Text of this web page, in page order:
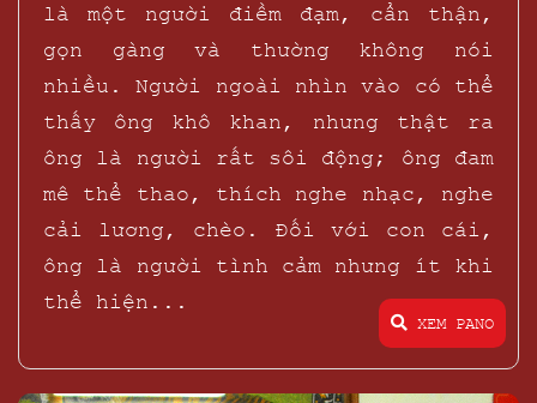
là một người điềm đạm, cẩn thận,
gọn gàng và thường không nói
nhiều. Người ngoài nhìn vào có thể
thấy ông khô khan, nhưng thật ra
ông là người rất sôi động; ông đam
mê thể thao, thích nghe nhạc, nghe
cải lương, chèo. Đối với con cái,
ông là người tình cảm nhưng ít khi
thể hiện...
XEM PANO